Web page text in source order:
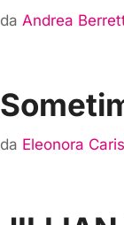
da Andrea
da Eleonora